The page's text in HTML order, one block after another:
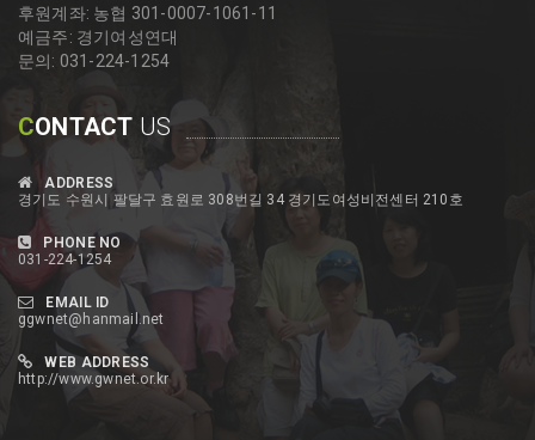
후원계좌: 농협 301-0007-1061-11
예금주: 경기여성연대
문의: 031-224-1254
CONTACT US
ADDRESS
경기도 수원시 팔달구 효원로 308번길 34 경기도여성비전센터 210호
PHONE NO
031-224-1254
EMAIL ID
ggwnet@hanmail.net
WEB ADDRESS
http://www.gwnet.or.kr